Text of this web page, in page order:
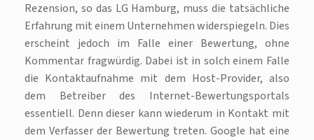
Rezension, so das LG Hamburg, muss die tatsächliche
Erfahrung mit einem Unternehmen widerspiegeln. Dies
erscheint jedoch im Falle einer Bewertung, ohne
Kommentar fragwürdig. Dabei ist in solch einem Falle
die Kontaktaufnahme mit dem Host-Provider, also
dem Betreiber des Internet-Bewertungsportals
essentiell. Denn dieser kann wiederum in Kontakt mit
dem Verfasser der Bewertung treten. Google hat eine